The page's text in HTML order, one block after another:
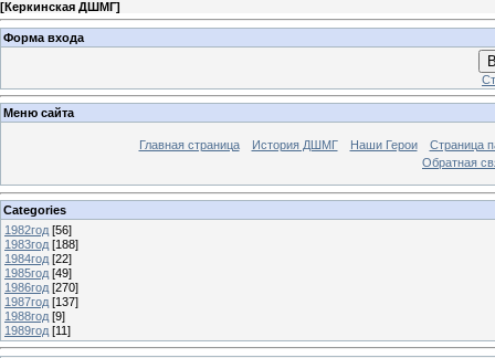
[Керкинская ДШМГ]
Форма входа
Меню сайта
Главная страница История ДШМГ Наши Герои
Страница
Обратная
Categories
1982год [56]
1983год [188]
1984год [22]
1985год [49]
1986год [270]
1987год [137]
1988год [9]
1989год [11]